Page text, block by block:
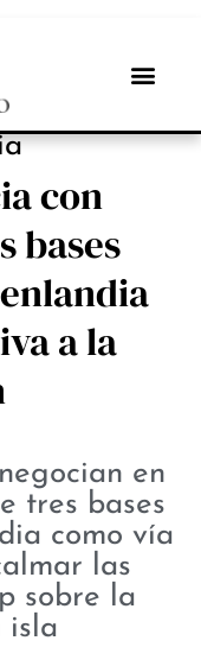
con
bases
a la
en
tres bases
como vía
las
sobre la
isla